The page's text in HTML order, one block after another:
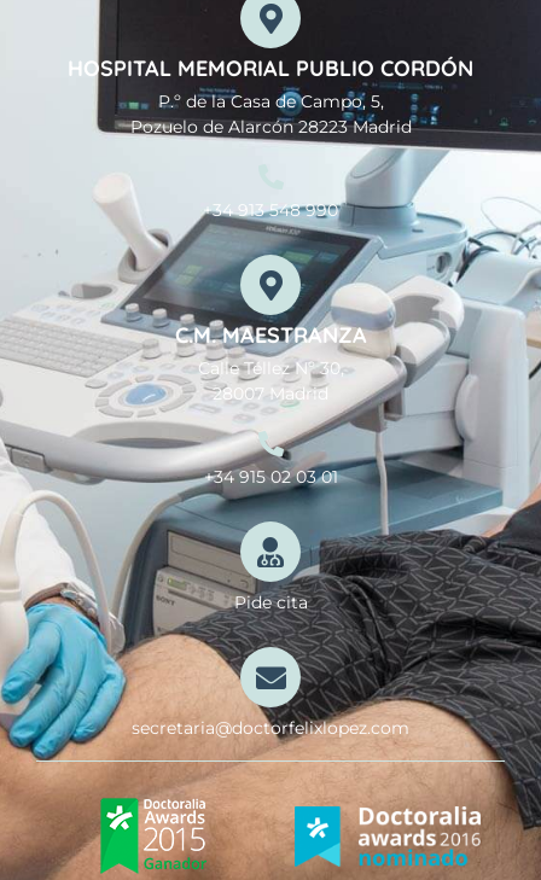
HOSPITAL MEMORIAL PUBLIO CORDÓN
P.º de la Casa de Campo, 5,
Pozuelo de Alarcón 28223 Madrid
+34 913 548 990
C.M. MAESTRANZA
Calle Téllez Nº 30,
28007 Madrid
+34 915 02 03 01
Pide cita
secretaria@doctorfelixlopez.com